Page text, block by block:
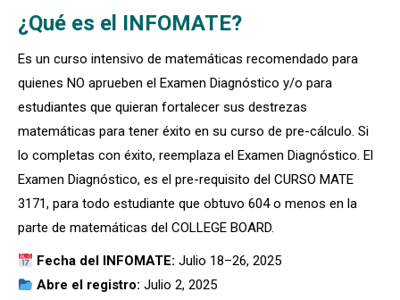
¿Qué es el INFOMATE?
Es un curso intensivo de matemáticas recomendado para
quienes NO aprueben el Examen Diagnóstico y/o para
estudiantes que quieran fortalecer sus destrezas
matemáticas para tener éxito en su curso de pre-cálculo. Si
lo completas con éxito, reemplaza el Examen Diagnóstico. El
Examen Diagnóstico, es el pre-requisito del CURSO MATE
3171, para todo estudiante que obtuvo 604 o menos en la
parte de matemáticas del COLLEGE BOARD.
Fecha del INFOMATE: Julio 18–26, 2025
Abre el registro: Julio 2, 2025